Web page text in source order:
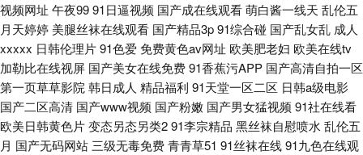
视频网址 午夜9991日逼视频 国产成在线观看萌白酱一线天 乱伦五
月天婷婷 美腿丝袜在线观看 国产精品3p91综合碰 国产乱女乱 成人
xxxxx 日韩伦理片91色爱免费黄色av网址 欧美肥老妇 欧美在线tv
加勒比在线视屏 国产美女在线免费91香蕉污APP 国产高清自拍一区
第一页草草影院 韩日成人 精品福利 91天堂一区二区 日韩a级电影
国产二区高清 国产www视频 国产粉嫩 国产男女猛视频 91社在线看
欧美日韩黄色片变态另态另类291李宗精品 黑丝袜自慰喷水 乱伦五
月 国产无码网站 三级无毒免费青青草51 91丝袜在线91九色在线观